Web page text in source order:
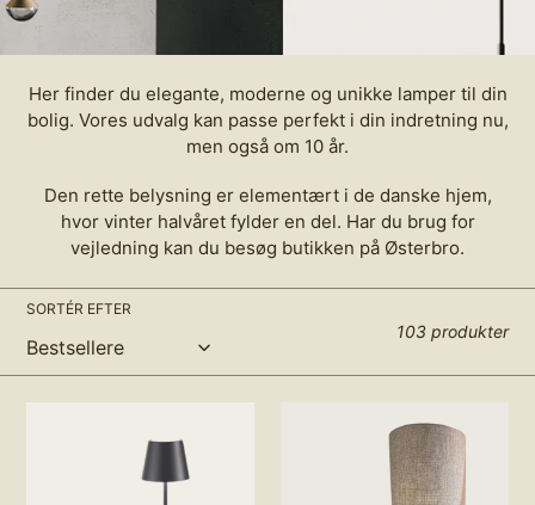
l
e
k
i
o
n
Her finder du elegante, moderne og unikke lamper til din
bolig. Vores udvalg kan passe perfekt i din indretning nu,
men også om 10 år.
Den rette belysning er elementært i de danske hjem,
hvor vinter halvåret fylder en del. Har du brug for
vejledning kan du besøg butikken på Østerbro.
SORTÉR EFTER
103 produkter